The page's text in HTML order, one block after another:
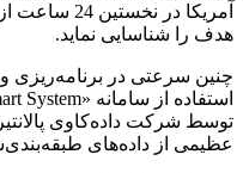
هدف را شناسایی نماید.
چنین سرعتی در برنامه‌ریزی و
توسط شرکت داده‌کاوی
عظیمی از داده‌های